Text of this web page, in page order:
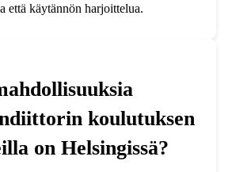
että käytännön harjoittelua.
koulutuksen
on Helsingissä?